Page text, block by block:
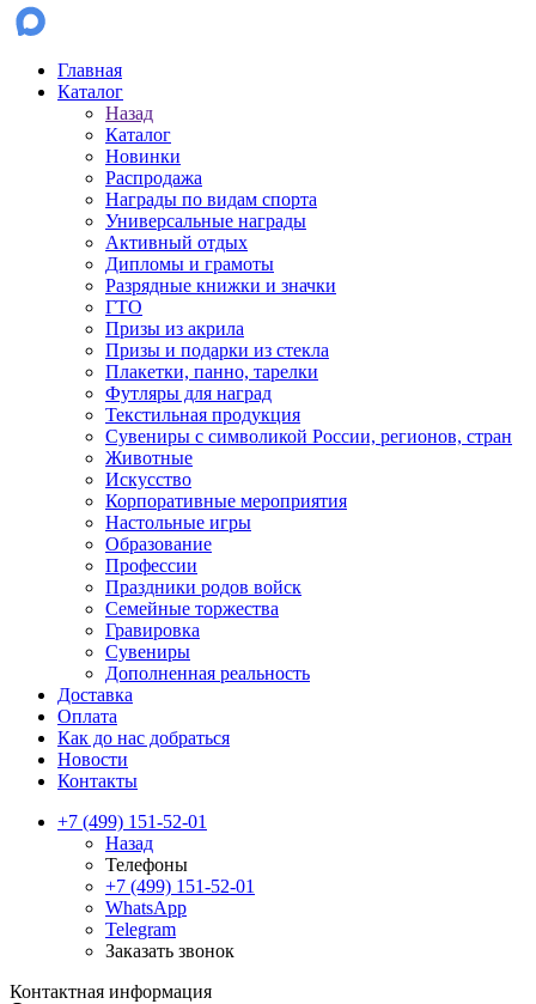
Главная
Каталог
Назад
Каталог
Новинки
Распродажа
Награды по видам спорта
Универсальные награды
Активный отдых
Дипломы и грамоты
Разрядные книжки и значки
ГТО
Призы из акрила
Призы и подарки из стекла
Плакетки, панно, тарелки
Футляры для наград
Текстильная продукция
Сувениры с символикой России, регионов, стран
Животные
Искусство
Корпоративные мероприятия
Настольные игры
Образование
Профессии
Праздники родов войск
Семейные торжества
Гравировка
Сувениры
Дополненная реальность
Доставка
Оплата
Как до нас добраться
Новости
Контакты
+7 (499) 151-52-01
Назад
Телефоны
+7 (499) 151-52-01
WhatsApp
Telegram
Заказать звонок
Контактная информация